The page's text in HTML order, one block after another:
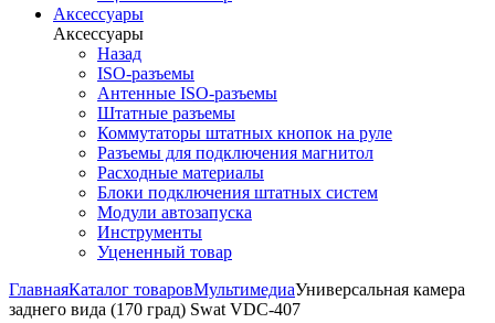
Аксессуары
Аксессуары
Назад
ISO-разъемы
Антенные ISO-разъемы
Штатные разъемы
Коммутаторы штатных кнопок на руле
Разъемы для подключения магнитол
Расходные материалы
Блоки подключения штатных систем
Модули автозапуска
Инструменты
Уцененный товар
ГлавнаяКаталог товаровМультимедиаУниверсальная камера
заднего вида (170 град) Swat VDC-407